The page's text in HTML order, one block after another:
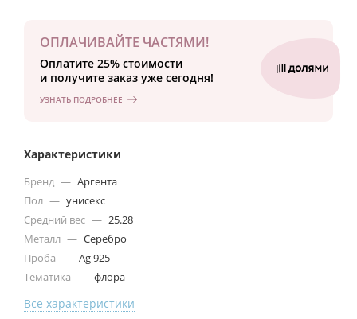
ОПЛАЧИВАЙТЕ ЧАСТЯМИ!
Оплатите 25% стоимости
и получите заказ уже сегодня!
УЗНАТЬ ПОДРОБНЕЕ
Характеристики
Бренд — Аргента
Пол — унисекс
Средний вес — 25.28
Металл — Серебро
Проба — Ag 925
Тематика — флора
Все характеристики